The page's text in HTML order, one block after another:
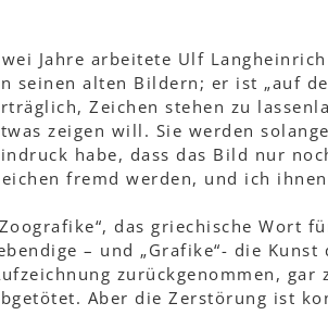
Jahre arbeitete Ulf
seinen alten Bildern; er ist „auf
Zeichen stehen zu
zeigen will. Sie werden
habe, dass das Bild nur
fremd werden, und ich
das griechische Wort
– und „Grafike“- die
zurückgenommen,
Aber die Zerstörung ist